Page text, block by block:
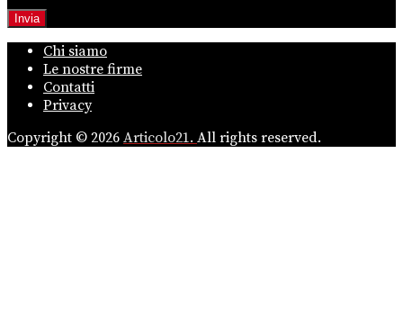
Chi siamo
Le nostre firme
Contatti
Privacy
Copyright © 2026 Articolo21. All rights reserved.